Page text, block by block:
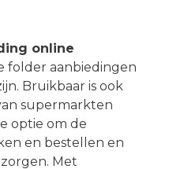
online
folder aanbiedingen
Bruikbaar is ook
supermarkten
optie om de
en bestellen en
Met